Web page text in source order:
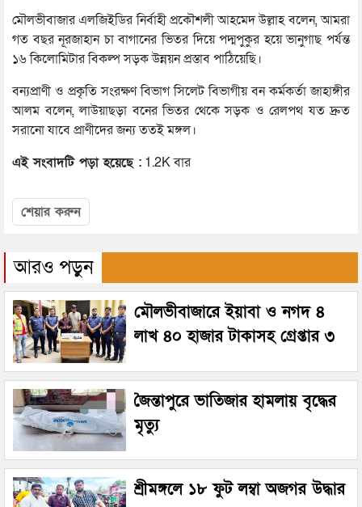
মৌলভীবাজার এলজিইডির নির্বাহী প্রকৌশলী আহমেদ উল্লাহ বলেন, আমরা
গত বছর নূরজাহান চা বাগানের ভিতর দিয়ে পদ্মপুকুর হয়ে ভানুগাছ পর্যন্ত
১৬ কিলোমিটার বিকল্প সড়ক উন্নয়ন প্রস্তাব পাঠিয়েছি।
বন্যপ্রাণী ও প্রকৃতি সংরক্ষণ বিভাগ সিলেট বিভাগীয় বন কর্মকর্তা জাহাঙ্গীর
আলম বলেন, লাউয়াছড়া বনের ভিতর থেকে সড়ক ও রেলপথ যত দ্রুত
সরানো যাবে প্রাণীদের জন্য ততই মঙ্গল।
এই সংবাদটি পড়া হয়েছে : 1.2K বার
শেয়ার করুন
আরও পড়ুন
মৌলভীবাজারে ইয়াবা ও নগদ ৪
লাখ ৪০ হাজার টাকাসহ গ্রেপ্তার ৩
জৈন্তাপুরে ভাতিজার হামলায় বৃদ্ধের
মৃত্যু
শ্রীমঙ্গলে ১৮ ফুট লম্বা অজগর উদ্ধার